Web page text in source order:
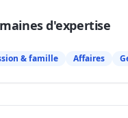
d'expertise
& famille Affaires